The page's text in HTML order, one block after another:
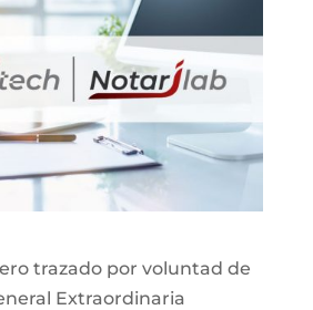
trazado por voluntad de
Extraordinaria